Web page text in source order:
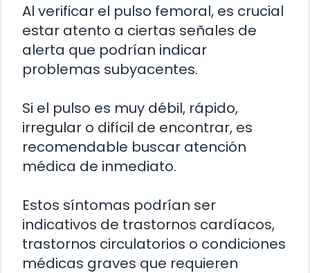
Al verificar el pulso femoral, es crucial
estar atento a ciertas señales de
alerta que podrían indicar
problemas subyacentes.
Si el pulso es muy débil, rápido,
irregular o difícil de encontrar, es
recomendable buscar atención
médica de inmediato.
Estos síntomas podrían ser
indicativos de trastornos cardíacos,
trastornos circulatorios o condiciones
médicas graves que requieren